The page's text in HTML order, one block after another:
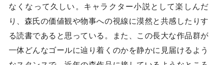
なくなって久しい。キャラクター小説として楽しんだ
り、森氏の価値観や物事への視線に漠然と共感したりす
る読書であると思っている。また、この長大な作品群が
一体どんなゴールに辿り着くのかを静かに見届けるよう